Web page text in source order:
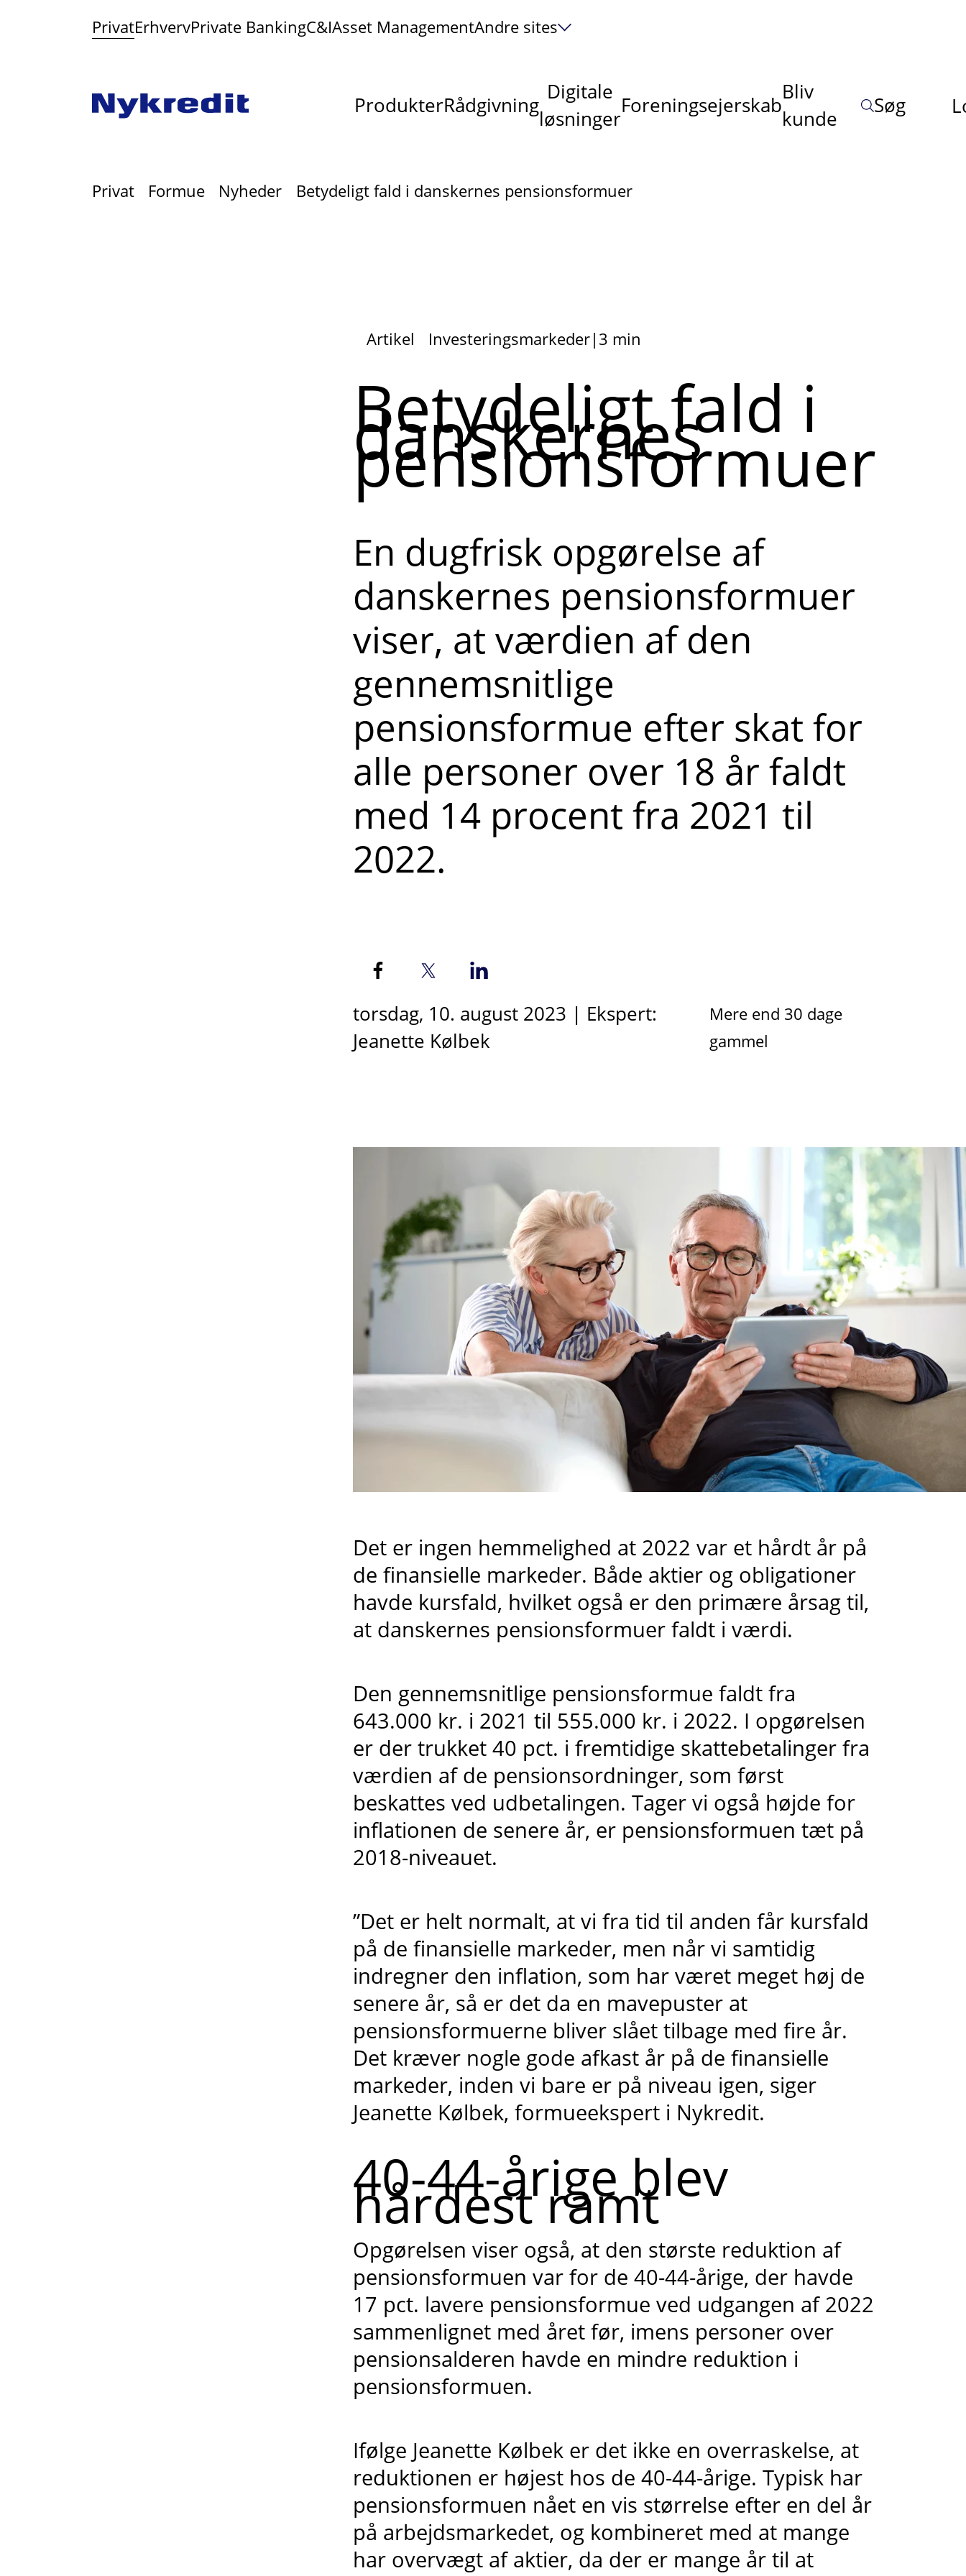
PrivatErhvervPrivate BankingC&IAsset ManagementAndre sites
ProdukterRådgivning
Digitale
løsninger
Foreningsejerskab
Bliv
kunde
Søg
Privat Formue Nyheder Betydeligt fald i danskernes pensionsformuer
Artikel Investeringsmarkeder|3 min
Betydeligt fald i
danskernes
pensionsformuer
En dugfrisk opgørelse af
danskernes pensionsformuer
viser, at værdien af den
gennemsnitlige
pensionsformue efter skat for
alle personer over 18 år faldt
med 14 procent fra 2021 til
2022.
torsdag, 10. august 2023 | Ekspert:
Jeanette Kølbek
Mere end 30 dage
gammel
Det er ingen hemmelighed at 2022 var et hårdt år på
de finansielle markeder. Både aktier og obligationer
havde kursfald, hvilket også er den primære årsag til,
at danskernes pensionsformuer faldt i værdi.
Den gennemsnitlige pensionsformue faldt fra
643.000 kr. i 2021 til 555.000 kr. i 2022. I opgørelsen
er der trukket 40 pct. i fremtidige skattebetalinger fra
værdien af de pensionsordninger, som først
beskattes ved udbetalingen. Tager vi også højde for
inflationen de senere år, er pensionsformuen tæt på
2018-niveauet.
”Det er helt normalt, at vi fra tid til anden får kursfald
på de finansielle markeder, men når vi samtidig
indregner den inflation, som har været meget høj de
senere år, så er det da en mavepuster at
pensionsformuerne bliver slået tilbage med fire år.
Det kræver nogle gode afkast år på de finansielle
markeder, inden vi bare er på niveau igen, siger
Jeanette Kølbek, formueekspert i Nykredit.
40-44-årige blev
hårdest ramt
Opgørelsen viser også, at den største reduktion af
pensionsformuen var for de 40-44-årige, der havde
17 pct. lavere pensionsformue ved udgangen af 2022
sammenlignet med året før, imens personer over
pensionsalderen havde en mindre reduktion i
pensionsformuen.
Ifølge Jeanette Kølbek er det ikke en overraskelse, at
reduktionen er højest hos de 40-44-årige. Typisk har
pensionsformuen nået en vis størrelse efter en del år
på arbejdsmarkedet, og kombineret med at mange
har overvægt af aktier, da der er mange år til at